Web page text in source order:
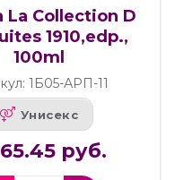
La Collection D
1910,edp.,
100ml
1Б05-АРП-11
Унисекс
руб.